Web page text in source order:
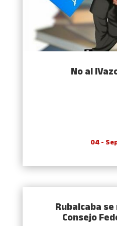
No al
04 -
Rubalcaba
Consejo